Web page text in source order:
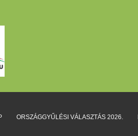
ORSZÁGGYŰLÉSI VÁLASZTÁS 2026.